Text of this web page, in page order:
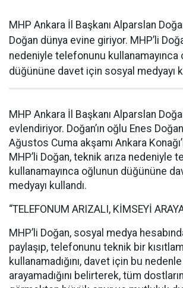
MHP Ankara İl Başkanı Alparslan
Doğan dünya evine giriyor. MHP’li
nedeniyle telefonunu kullanamayınca
düğününe davet için sosyal medyayı
MHP Ankara İl Başkanı Alparslan
evlendiriyor. Doğan’ın oğlu Enes
Ağustos Cuma akşamı Ankara
MHP’li Doğan, teknik arıza nedeniyle
kullanamayınca oğlunun düğününe
medyayı kullandı.
“TELEFONUM ARIZALI, KİMSEYİ
MHP’li Doğan, sosyal medya
paylaşıp, telefonunu teknik bir
kullanamadığını, davet için bu
arayamadığını belirterek, tüm